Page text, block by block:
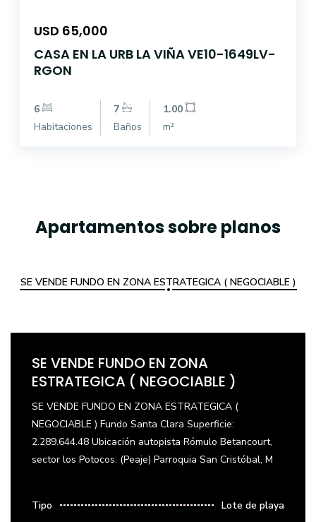
USD 65,000
CASA EN LA URB LA VIÑA VE10-1649LV-
RGON
6
Habitaciones
7
Baños
1.00
m²
Apartamentos sobre planos
SE VENDE FUNDO EN ZONA ESTRATEGICA ( NEGOCIABLE )
SE VENDE FUNDO EN ZONA
ESTRATEGICA ( NEGOCIABLE )
SE VENDE FUNDO EN ZONA ESTRATEGICA (
NEGOCIABLE ) Fundo Santa Clara Superficie:
2.289.644.48 Ubicación autopista Rómulo Betancourt,
sector los Potocos. (Peaje) Parroquia San Cristóbal, M
Tipo
Lote de playa